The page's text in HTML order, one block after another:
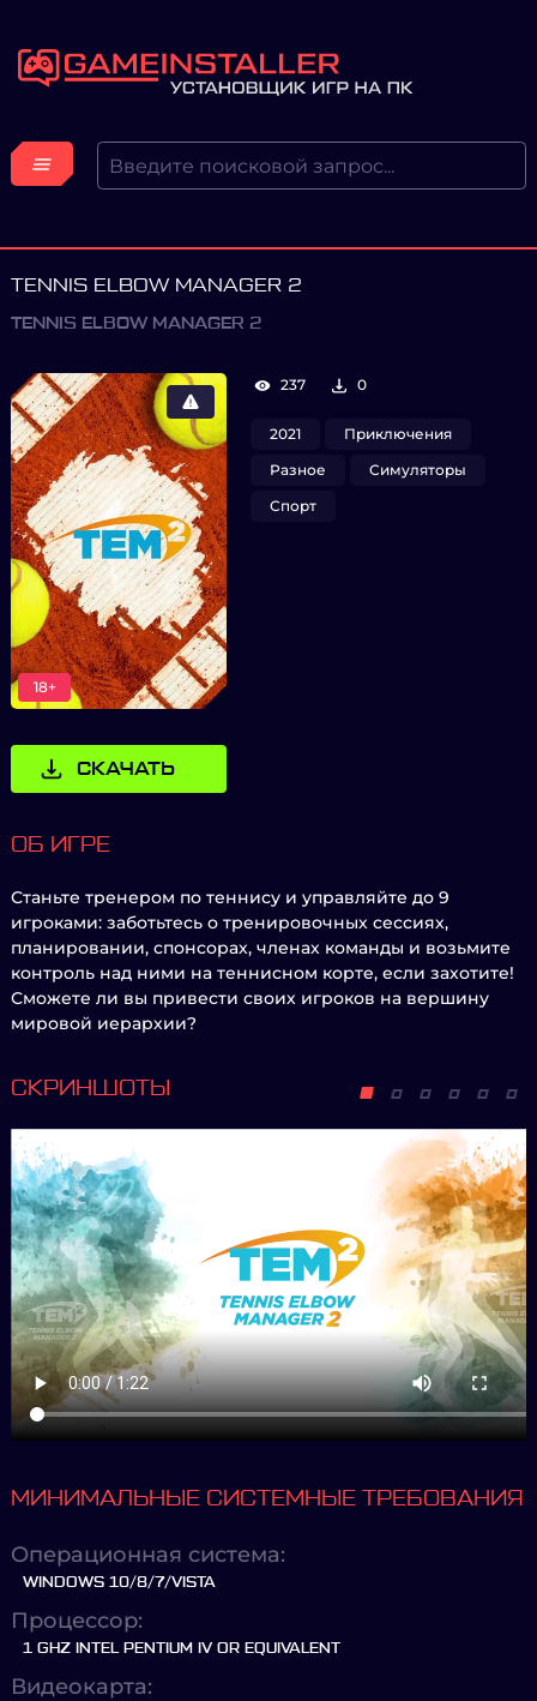
TENNIS ELBOW MANAGER 2
TENNIS ELBOW MANAGER 2
18+
СКАЧАТЬ
237 0
2021
Приключения
Разное
Симуляторы
Спорт
ОБ ИГРЕ
Станьте тренером по теннису и управляйте до 9
игроками: заботьтесь о тренировочных сессиях,
планировании, спонсорах, членах команды и возьмите
контроль над ними на теннисном корте, если захотите!
Сможете ли вы привести своих игроков на вершину
мировой иерархии?
СКРИНШОТЫ
МИНИМАЛЬНЫЕ СИСТЕМНЫЕ ТРЕБОВАНИЯ
Операционная система:
WINDOWS 10/8/7/VISTA
Процессор:
1 GHZ INTEL PENTIUM IV OR EQUIVALENT
Видеокарта: